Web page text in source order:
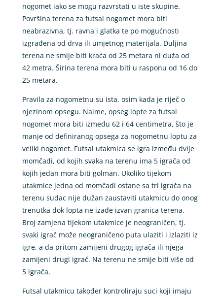
nogomet iako se mogu razvrstati u iste skupine.
Površina terena za futsal nogomet mora biti
neabrazivna, tj. ravna i glatka te po mogućnosti
izgrađena od drva ili umjetnog materijala. Duljina
terena ne smije biti kraća od 25 metara ni duža od
42 metra. Širina terena mora biti u rasponu od 16 do
25 metara.
Pravila za nogometnu su ista, osim kada je riječ o
njezinom opsegu. Naime, opseg lopte za futsal
nogomet mora biti između 62 i 64 centimetra, što je
manje od definiranog opsega za nogometnu loptu za
veliki nogomet. Futsal utakmica se igra između dvije
momčadi, od kojih svaka na terenu ima 5 igrača od
kojih jedan mora biti golman. Ukoliko tijekom
utakmice jedna od momčadi ostane sa tri igrača na
terenu sudac nije dužan zaustaviti utakmicu do onog
trenutka dok lopta ne izađe izvan granica terena.
Broj zamjena tijekom utakmice je neograničen, tj.
svaki igrač može neograničeno puta ulaziti i izlaziti iz
igre, a da pritom zamijeni drugog igrača ili njega
zamijeni drugi igrač. Na terenu ne smije biti više od
5 igrača.
Futsal utakmicu također kontroliraju suci koji imaju